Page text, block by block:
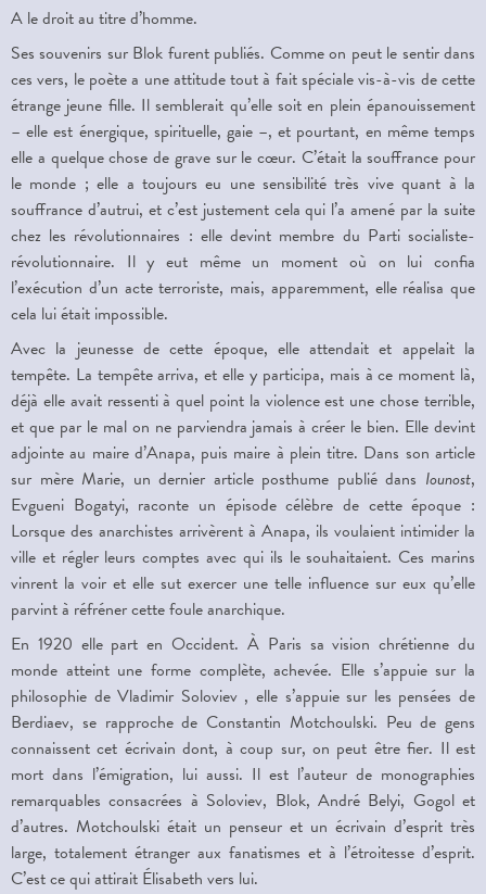
A le droit au titre d’homme.
Ses souvenirs sur Blok furent publiés. Comme on peut le sentir dans
ces vers, le poète a une attitude tout à fait spéciale vis-à-vis de cette
étrange jeune fille. Il semblerait qu’elle soit en plein épanouissement
– elle est énergique, spirituelle, gaie –, et pourtant, en même temps
elle a quelque chose de grave sur le cœur. C’était la souffrance pour
le monde ; elle a toujours eu une sensibilité très vive quant à la
souffrance d’autrui, et c’est justement cela qui l’a amené par la suite
chez les révolutionnaires : elle devint membre du Parti socialiste-
révolutionnaire. Il y eut même un moment où on lui confia
l’exécution d’un acte terroriste, mais, apparemment, elle réalisa que
cela lui était impossible.
Avec la jeunesse de cette époque, elle attendait et appelait la
tempête. La tempête arriva, et elle y participa, mais à ce moment là,
déjà elle avait ressenti à quel point la violence est une chose terrible,
et que par le mal on ne parviendra jamais à créer le bien. Elle devint
adjointe au maire d’Anapa, puis maire à plein titre. Dans son article
sur mère Marie, un dernier article posthume publié dans Iounost,
Evgueni Bogatyi, raconte un épisode célèbre de cette époque :
Lorsque des anarchistes arrivèrent à Anapa, ils voulaient intimider la
ville et régler leurs comptes avec qui ils le souhaitaient. Ces marins
vinrent la voir et elle sut exercer une telle influence sur eux qu’elle
parvint à réfréner cette foule anarchique.
En 1920 elle part en Occident. À Paris sa vision chrétienne du
monde atteint une forme complète, achevée. Elle s’appuie sur la
philosophie de Vladimir Soloviev , elle s’appuie sur les pensées de
Berdiaev, se rapproche de Constantin Motchoulski. Peu de gens
connaissent cet écrivain dont, à coup sur, on peut être fier. Il est
mort dans l’émigration, lui aussi. Il est l’auteur de monographies
remarquables consacrées à Soloviev, Blok, André Belyi, Gogol et
d’autres. Motchoulski était un penseur et un écrivain d’esprit très
large, totalement étranger aux fanatismes et à l’étroitesse d’esprit.
C’est ce qui attirait Élisabeth vers lui.